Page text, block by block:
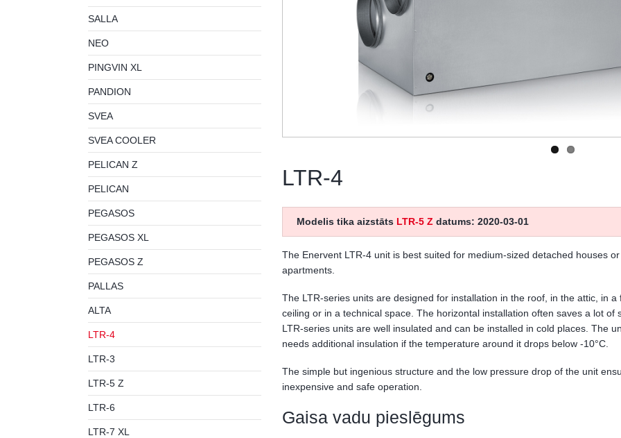
SALLA
NEO
PINGVIN XL
PANDION
SVEA
SVEA COOLER
PELICAN Z
PELICAN
PEGASOS
PEGASOS XL
PEGASOS Z
PALLAS
ALTA
LTR-4
LTR-3
LTR-5 Z
LTR-6
LTR-7 XL
LTR-4
Modelis tika aizstāts LTR-5 Z datums: 2020-03-01
The Enervent LTR-4 unit is best suited for medium-sized detached houses or
apartments.
The LTR-series units are designed for installation in the roof, in the attic, in a
ceiling or in a technical space. The horizontal installation often saves a lot of
LTR-series units are well insulated and can be installed in cold places. The
needs additional insulation if the temperature around it drops below -10°C.
The simple but ingenious structure and the low pressure drop of the unit
inexpensive and safe operation.
Gaisa vadu pieslēgums